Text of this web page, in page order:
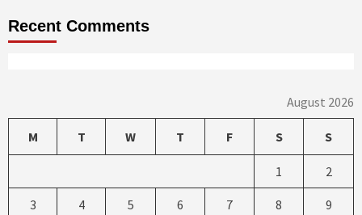
Recent Comments
August 2026
M T W T F S S
1 2
3 4 5 6 7 8 9